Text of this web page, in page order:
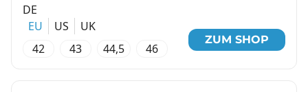
EU US
UK
42
43 44,5 46
ZUM SHOP